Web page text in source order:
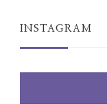
INSTAGRAM